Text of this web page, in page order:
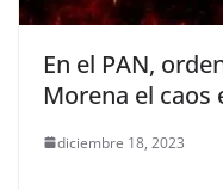
En el PAN,
Morena el
diciembre 18, 2023